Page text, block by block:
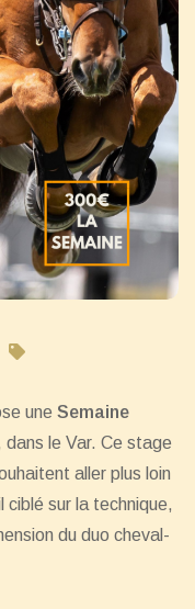
une Semaine
dans le Var. Ce stage
aller plus loin
ciblé sur la technique,
du duo cheval-